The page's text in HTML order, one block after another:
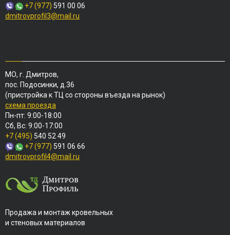
+7 (977) 591 00 06
dmitrovprofil3@mail.ru
МО, г. Дмитров,
пос. Подосинки, д.36
(пристройка к ТЦ со стороны въезда на рынок)
схема проезда
Пн-пт: 9:00-18:00
Сб, Вс: 9:00-17:00
+7 (495) 540 52 49
+7 (977) 591 06 66
dmitrovprofil4@mail.ru
Продажа и монтаж кровельных
и стеновых материалов